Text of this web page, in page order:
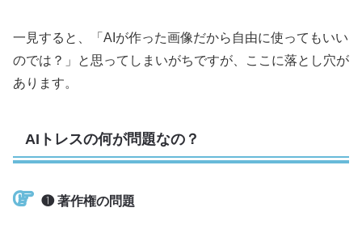
一見すると、「AIが作った画像だから自由に使ってもいい
のでは？」と思ってしまいがちですが、ここに落とし穴が
あります。
AIトレスの何が問題なの？
❶ 著作権の問題